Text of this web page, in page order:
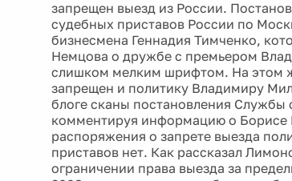
запрещен выезд из России.
судебных приставов России по
бизнесмена Геннадия Тимченко,
Немцова о дружбе с премьером
слишком мелким шрифтом. На этом
запрещен и политику Владимиру
блоге сканы постановления Службы
комментируя информацию о Борисе
распоряжения о запрете выезда
приставов нет. Как рассказал
ограничении права выезда за